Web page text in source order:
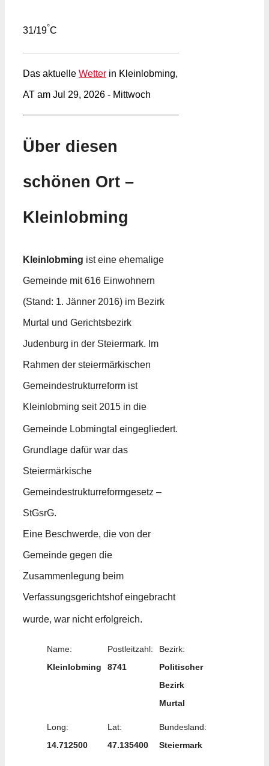
31/19°C
Das aktuelle Wetter in Kleinlobming,
AT am Jul 29, 2026 - Mittwoch
Über diesen
schönen Ort –
Kleinlobming
Kleinlobming ist eine ehemalige
Gemeinde mit 616 Einwohnern
(Stand: 1. Jänner 2016) im Bezirk
Murtal und Gerichtsbezirk
Judenburg in der Steiermark. Im
Rahmen der steiermärkischen
Gemeindestrukturreform ist
Kleinlobming seit 2015 in die
Gemeinde Lobmingtal eingegliedert.
Grundlage dafür war das
Steiermärkische
Gemeindestrukturreformgesetz –
StGsrG.
Eine Beschwerde, die von der
Gemeinde gegen die
Zusammenlegung beim
Verfassungsgerichtshof eingebracht
wurde, war nicht erfolgreich.
Name:
Kleinlobming
Postleitzahl:
8741
Bezirk:
Politischer
Bezirk
Murtal
Long:
14.712500
Lat:
47.135400
Bundesland:
Steiermark